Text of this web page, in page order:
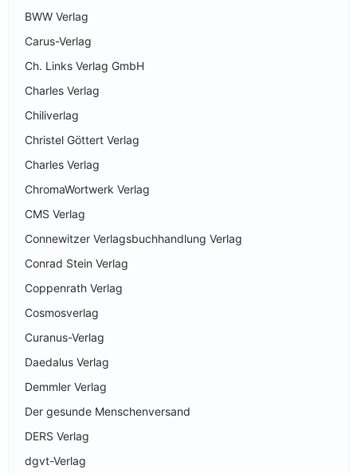
BWW Verlag
Carus-Verlag
Ch. Links Verlag GmbH
Charles Verlag
Chiliverlag
Christel Göttert Verlag
Charles Verlag
ChromaWortwerk Verlag
CMS Verlag
Connewitzer Verlagsbuchhandlung Verlag
Conrad Stein Verlag
Coppenrath Verlag
Cosmosverlag
Curanus-Verlag
Daedalus Verlag
Demmler Verlag
Der gesunde Menschenversand
DERS Verlag
dgvt-Verlag